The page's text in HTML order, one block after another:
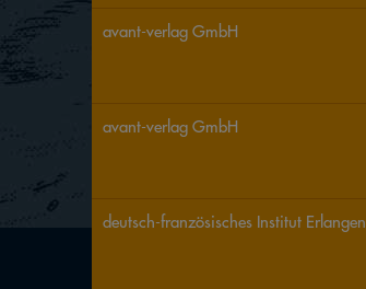
avant-verlag GmbH
avant-verlag GmbH
deutsch-französisches Institut Erlangen